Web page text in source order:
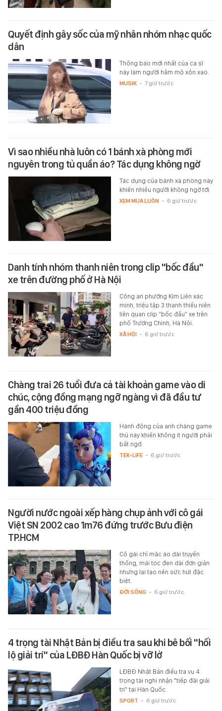
Quyết định gây sốc của mỹ nhân nhóm nhạc quốc
dân
Thông báo mới nhất của ca sĩ
này làm người hâm mộ xôn xao.
MUSIK - 7 giờ trước
Vì sao nhiều nhà luôn có 1 bánh xà phòng mới
nguyên trong tủ quần áo? Tác dụng không ngờ
Tác dụng của bánh xà phòng này
khiến nhiều người không ngờ tới.
XEM MUA LUÔN - 6 giờ trước
Danh tính nhóm thanh niên trong clip "bốc đầu"
xe trên đường phố ở Hà Nội
Công an phường Kim Liên xác
minh, triệu tập 3 thanh thiếu niên
liên quan clip “bốc đầu” xe trên
phố Trường Chinh, Hà Nội.
XÃ HỘI - 6 giờ trước
Chàng trai 26 tuổi đưa cả tài khoản game vào di
chúc, cộng đồng mạng ngỡ ngàng vì đã đầu tư
gần 400 triệu đồng
Hành động của anh chàng game
thủ này khiến không ít người phải
bất ngờ.
TEK-LIFE - 6 giờ trước
Người nước ngoài xếp hàng chụp ảnh với cô gái
Việt SN 2002 cao 1m76 đứng trước Bưu điện
TP.HCM
Cô gái chỉ mặc áo dài truyền
thống, mái tóc đen dài đơn giản
nhưng lại tạo nên sức hút đặc
biệt.
ĐỜI SỐNG - 6 giờ trước
4 trọng tài Nhật Bản bị điều tra sau khi bê bối "hối
lộ giải trí" của LĐBĐ Hàn Quốc bị vỡ lở
LĐBĐ Nhật Bản điều tra vụ 4
trọng tài nghi nhận "tiếp đãi giải
trí" tại Hàn Quốc.
SPORT - 6 giờ trước